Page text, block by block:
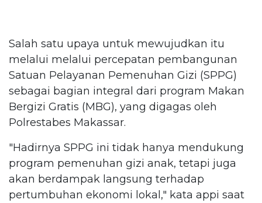
Salah satu upaya untuk mewujudkan itu
melalui melalui percepatan pembangunan
Satuan Pelayanan Pemenuhan Gizi (SPPG)
sebagai bagian integral dari program Makan
Bergizi Gratis (MBG), yang digagas oleh
Polrestabes Makassar.
"Hadirnya SPPG ini tidak hanya mendukung
program pemenuhan gizi anak, tetapi juga
akan berdampak langsung terhadap
pertumbuhan ekonomi lokal," kata appi saat